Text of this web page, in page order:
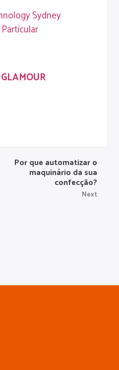
Sydney
Por que automatizar o
maquinário da sua
confecção?
Next